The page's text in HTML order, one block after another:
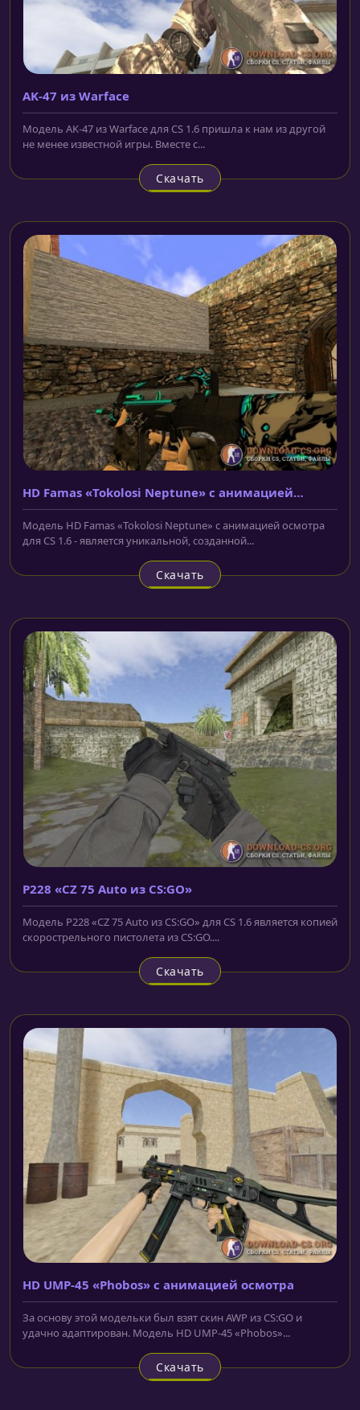
AK-47 из Warface
Модель AK-47 из Warface для CS 1.6 пришла к нам из другой
не менее известной игры. Вместе с...
Скачать
HD Famas «Tokolosi Neptune» с анимацией
осмотра
Модель HD Famas «Tokolosi Neptune» с анимацией осмотра
для CS 1.6 - является уникальной, созданной...
Скачать
P228 «CZ 75 Auto из CS:GO»
Модель P228 «CZ 75 Auto из CS:GO» для CS 1.6 является копией
скорострельного пистолета из CS:GO....
Скачать
HD UMP-45 «Phobos» с анимацией осмотра
За основу этой модельки был взят скин AWP из CS:GO и
удачно адаптирован. Модель HD UMP-45 «Phobos»...
Скачать